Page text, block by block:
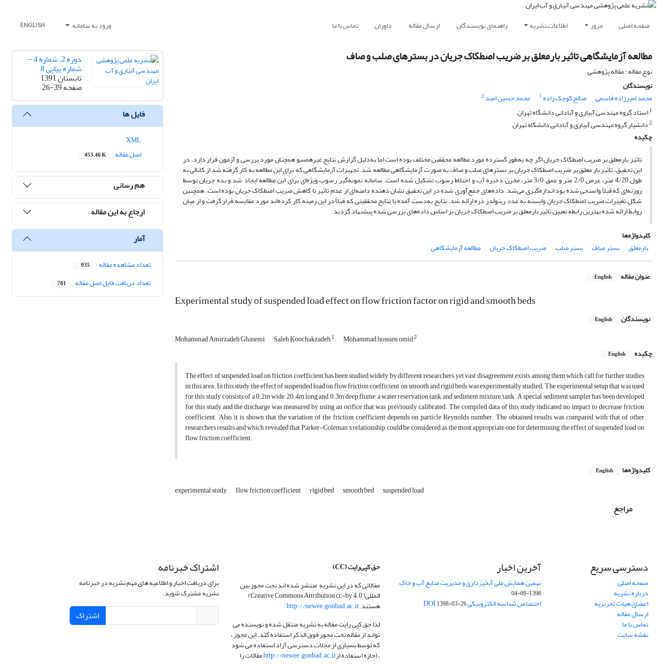
صفحه اصلی مرور اطلاعات نشریه راهنمای نویسندگان ارسال مقاله داوران تماس با ما ورود به سامانه ENGLISH
مطالعه آزمایشگاهی تاثیر بارمعلق بر ضریب اصطکاک جریان در بسترهای صلب و صاف
نوع مقاله : مقاله پژوهشی
نویسندگان
محمد امیرزاده قاسمی
صالح کوچک زاده1 محمد حسین امید 2
1استاد گروه مهندسی آبیاری و آبادانی دانشگاه تهران
2دانشیار گروه مهندسی آبیاری و آبادانی دانشگاه تهران
چکیده
تاثیر بارمعلق بر ضریب اصطکاک جریان اگر چه به‌طور گسترده مورد مطالعه محققین مختلف بوده است اما به‌دلیل گزارش نتایج غیرهمسو همچنان مورد بررسی و آزمون قرار دارد. در
این تحقیق، تاثیر بار معلق بر ضریب اصطکاک جریان بر بسترهای صلب و صاف به صورت آزمایشگاهی مطالعه شد. تجهیزات آزمایشگاهی که برای این مطالعه به کار گرفته شد از کانالی به
طول 4/20 متر، عرض 2/0 متر و عمق 3/0 متر، مخزن ذخیره آب و اختلاط رسوب تشکیل شده است. سامانه نمونه‌گیر رسوب ویژه‌ای برای این مطالعه ایجاد شد و بده جریان توسط
روزنه‌ای که قبلاً واسنجی شده بود اندازه‌گیری می‌شد. داده‌های جمع‌آوری شده در این تحقیق نشان دهنده دامنه‌ای از عدم تاثیر تا کاهش ضریب اصطکاک جریان بوده است. همچنین
شکل تغییرات ضریب اصطکاک جریان وابسته به عدد رینولدز ذره ارائه شد. نتایج به‌دست آمده با نتایج محققینی که قبلاً در این زمینه کار کرده‌اند مورد مقایسه قرار گرفت و از میان
روابط ارائه شده بهترین رابطه‌ تعیین تاثیر بارمعلق بر ضریب اصطکاک جریان بر اساس داده‌های بررسی شده پیشنهاد گردید.
کلیدواژه‌ها
بارمعلق
بستر صاف بستر صلب ضریب اصطکاک جریان مطالعه آزمایشگاهی
عنوان مقاله English
Experimental study of suspended load effect on flow friction factor on rigid and smooth beds
نویسندگان English
Mohammad Amirzadeh Ghasemi Saleh Koochakzadeh1 Mohammad hossien omid2
چکیده English
The effect of suspended load on friction coefficient has been studied widely by different researchers, yet vast disagreement exists among them which call for further studies
in this area. In this study, the effect of suspended load on flow friction coefficient on smooth and rigid beds was experimentally studied. The experimental setup that was used
for this study, consists of a 0.2m wide, 20.4m long and 0.3m deep flume, a water reservation tank and sediment mixture tank. A special sediment sampler has been developed
for this study and the discharge was measured by using an orifice that was previously calibrated. The compiled data of this study indicated no impact to decrease friction
coefficient. Also it is shown that the variation of the friction coefficient depends on particle Reynolds number. The obtained results was compared with that of other
researchers results and which revealed that Parker-Coleman's relationship could be considered as the most appropriate one for determining the effect of suspended load on
flow friction coefficient.
کلیدواژه‌ها English
experimental study flow friction coefficient rigid bed smooth bed suspended load
مراجع
دوره 2، شماره 4 -
شماره پیاپی 8
تابستان 1391
صفحه26-39
فایل ها
اصل مقاله
453.46 K
هم رسانی
ارجاع به این مقاله
آمار
تعداد مشاهده مقاله 935
تعداد دریافت فایل اصل مقاله 781
دسترسی سریع
صفحه اصلی
درباره نشریه
اعضای هیات تحریریه
ارسال مقاله
تماس با ما
نقشه سایت
آخرین اخبار
نهمین همایش ملی آبخیزداری و مدیریت منابع آب و خاک
1398-09-04
اختصاص شناسه الکترونیکی DOI1398-03-26
حق کپی‌رایت(CC)
مقالاتی که در این نشریه منتشر شده اند تحت مجوز بین
المللی( Creative Commons Attribution cc-by 4.0)
هستند.http://newee.gonbad.ac.ir
لذا حق کپی رایت مقاله به نشریه منتقل شده و نویسنده می
تواند از مقاله تحت مجوز فوق الذکر استفاده کند. این مجوز ،
که توسط بسیاری از مجلات دسترسی آزاد استفاده می شود
، اجازه استفاده ازhttp://newee.gonbad.ac.irمقالات را
اشتراک خبرنامه
برای دریافت اخبار و اطلاعیه های مهم نشریه در خبرنامه
نشریه مشترک شوید.
اشتراک